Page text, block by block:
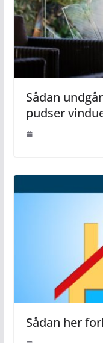
Sådan
pudser
Sådan her